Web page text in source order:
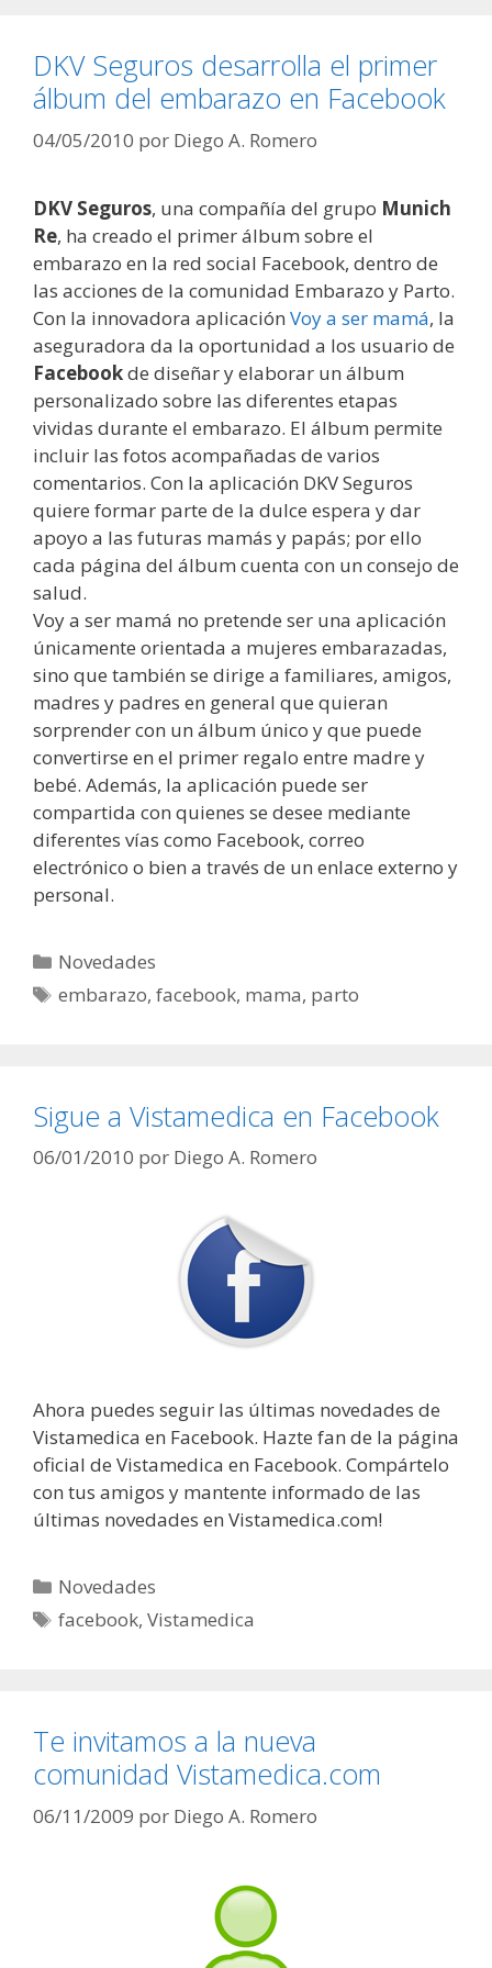
DKV Seguros desarrolla el primer
álbum del embarazo en Facebook
04/05/2010 por Diego A. Romero
DKV Seguros, una compañía del grupo Munich
Re, ha creado el primer álbum sobre el
embarazo en la red social Facebook, dentro de
las acciones de la comunidad Embarazo y Parto.
Con la innovadora aplicación Voy a ser mamá, la
aseguradora da la oportunidad a los usuario de
Facebookde diseñar y elaborar un álbum
personalizado sobre las diferentes etapas
vividas durante el embarazo. El álbum permite
incluir las fotos acompañadas de varios
comentarios. Con la aplicación DKV Seguros
quiere formar parte de la dulce espera y dar
apoyo a las futuras mamás y papás; por ello
cada página del álbum cuenta con un consejo de
salud.
Voy a ser mamá no pretende ser una aplicación
únicamente orientada a mujeres embarazadas,
sino que también se dirige a familiares, amigos,
madres y padres en general que quieran
sorprender con un álbum único y que puede
convertirse en el primer regalo entre madre y
bebé. Además, la aplicación puede ser
compartida con quienes se desee mediante
diferentes vías como Facebook, correo
electrónico o bien a través de un enlace externo y
personal.
Categorías
Novedades
Etiquetas
embarazo,facebook, mama, parto
Sigue a Vistamedica en Facebook
06/01/2010 por Diego A. Romero
Ahora puedes seguir las últimas novedades de
Vistamedica en Facebook. Hazte fan de la página
oficial de Vistamedica en Facebook. Compártelo
con tus amigos y mantente informado de las
últimas novedades en Vistamedica.com!
Categorías
Novedades
Etiquetas
facebook,Vistamedica
Te invitamos a la nueva
comunidad Vistamedica.com
06/11/2009 por Diego A. Romero